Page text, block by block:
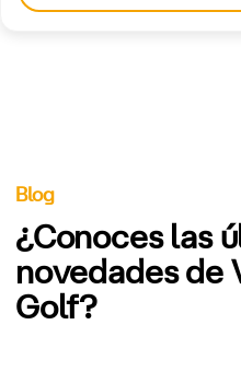
Blog
¿Conoces las
novedades de
Golf?